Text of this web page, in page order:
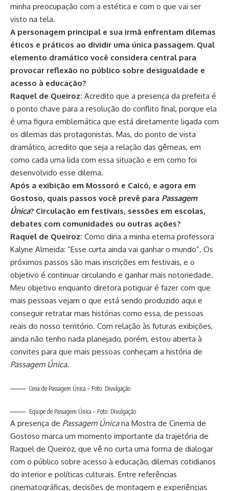
minha preocupação com a estética e com o que vai ser
visto na tela.
A personagem principal e sua irmã enfrentam dilemas
éticos e práticos ao dividir uma única passagem. Qual
elemento dramático você considera central para
provocar reflexão no público sobre desigualdade e
acesso à educação?
Raquel de Queiroz: Acredito que a presença da prefeita é
o ponto chave para a resolução do conflito final, porque ela
é uma figura emblemática que está diretamente ligada com
os dilemas das protagonistas. Mas, do ponto de vista
dramático, acredito que seja a relação das gêmeas, em
como cada uma lida com essa situação e em como foi
desenvolvido esse dilema.
Após a exibição em Mossoró e Caicó, e agora em
Gostoso, quais passos você prevê para Passagem
Única? Circulação em festivais, sessões em escolas,
debates com comunidades ou outras ações?
Raquel de Queiroz: Como diria a minha eterna professora
Kalyne Almeida: “Esse curta ainda vai ganhar o mundo”. Os
próximos passos são mais inscrições em festivais, e o
objetivo é continuar circulando e ganhar mais notoriedade.
Meu objetivo enquanto diretora potiguar é fazer com que
mais pessoas vejam o que está sendo produzido aqui e
conseguir retratar mais histórias como essa, de pessoas
reais do nosso território. Com relação às futuras exibições,
ainda não tenho nada planejado, porém, estou aberta à
convites para que mais pessoas conheçam a história de
Passagem Única.
Cena de Passagem Única – Foto: Divulgação
Equipe de Passagem Única – Foto: Divulgação
A presença de Passagem Únicana Mostra de Cinema de
Gostoso marca um momento importante da trajetória de
Raquel de Queiroz, que vê no curta uma forma de dialogar
com o público sobre acesso à educação, dilemas cotidianos
do interior e políticas culturais. Entre referências
cinematográficas, decisões de montagem e experiências